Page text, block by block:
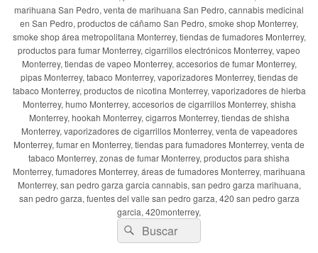
marihuana San Pedro, venta de marihuana San Pedro, cannabis medicinal
en San Pedro, productos de cáñamo San Pedro, smoke shop Monterrey,
smoke shop área metropolitana Monterrey, tiendas de fumadores Monterrey,
productos para fumar Monterrey, cigarrillos electrónicos Monterrey, vapeo
Monterrey, tiendas de vapeo Monterrey, accesorios de fumar Monterrey,
pipas Monterrey, tabaco Monterrey, vaporizadores Monterrey, tiendas de
tabaco Monterrey, productos de nicotina Monterrey, vaporizadores de hierba
Monterrey, humo Monterrey, accesorios de cigarrillos Monterrey, shisha
Monterrey, hookah Monterrey, cigarros Monterrey, tiendas de shisha
Monterrey, vaporizadores de cigarrillos Monterrey, venta de vapeadores
Monterrey, fumar en Monterrey, tiendas para fumadores Monterrey, venta de
tabaco Monterrey, zonas de fumar Monterrey, productos para shisha
Monterrey, fumadores Monterrey, áreas de fumadores Monterrey, marihuana
Monterrey, san pedro garza garcia cannabis, san pedro garza marihuana,
san pedro garza, fuentes del valle san pedro garza, 420 san pedro garza
garcia, 420monterrey,
Buscar
por:
Buscar